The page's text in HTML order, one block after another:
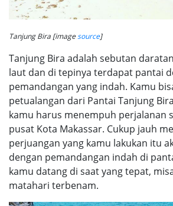
Tanjung Bira [imagesource]
Tanjung Bira adalah sebutan
laut dan di tepinya terdapat pantai
pemandangan yang indah. Kamu
petualangan dari Pantai Tanjung
kamu harus menempuh perjalanan
pusat Kota Makassar. Cukup jauh
perjuangan yang kamu lakukan itu
dengan pemandangan indah di
kamu datang di saat yang tepat,
matahari terbenam.